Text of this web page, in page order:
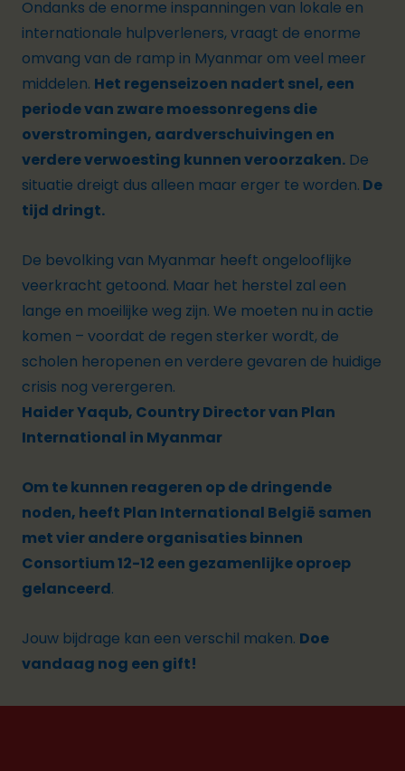
Ondanks de enorme inspanningen van lokale en
internationale hulpverleners, vraagt de enorme
omvang van de ramp in Myanmar om veel meer
middelen. Het regenseizoen nadert snel, een
periode van zware moessonregens die
overstromingen, aardverschuivingen en
verdere verwoesting kunnen veroorzaken. De
situatie dreigt dus alleen maar erger te worden. De
tijd dringt.
De bevolking van Myanmar heeft ongelooflijke
veerkracht getoond. Maar het herstel zal een
lange en moeilijke weg zijn. We moeten nu in actie
komen – voordat de regen sterker wordt, de
scholen heropenen en verdere gevaren de huidige
crisis nog verergeren.
Haider Yaqub, Country Director van Plan
International in Myanmar
Om te kunnen reageren op de dringende
noden, heeft Plan International België samen
met vier andere organisaties binnen
Consortium 12-12 een gezamenlijke oproep
gelanceerd.
Jouw bijdrage kan een verschil maken. Doe
vandaag nog een gift!